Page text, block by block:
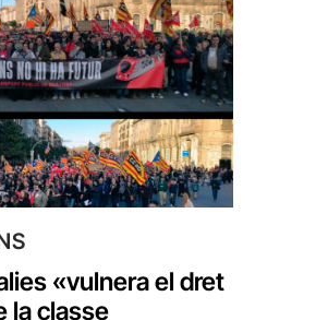
«vulnera el dret
la classe